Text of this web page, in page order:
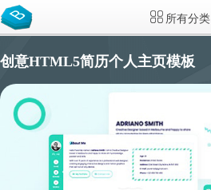
所有分类
创意HTML5简历个人主页模板